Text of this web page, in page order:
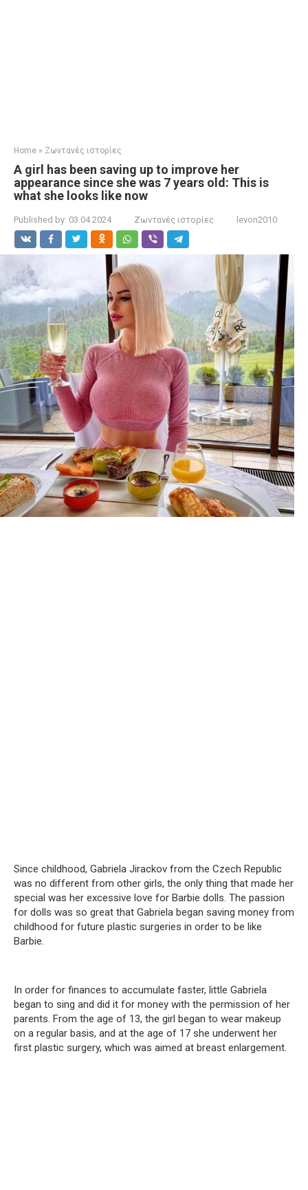
Home » Ζωντανές ιστορίες
A girl has been saving up to improve her
appearance since she was 7 years old: This is
what she looks like now
Published by: 03.04.2024 Ζωντανές ιστορίες levon2010
Since childhood, Gabriela Jirackov from the Czech Republic
was no different from other girls, the only thing that made her
special was her excessive love for Barbie dolls. The passion
for dolls was so great that Gabriela began saving money from
childhood for future plastic surgeries in order to be like
Barbie.
In order for finances to accumulate faster, little Gabriela
began to sing and did it for money with the permission of her
parents. From the age of 13, the girl began to wear makeup
on a regular basis, and at the age of 17 she underwent her
first plastic surgery, which was aimed at breast enlargement.